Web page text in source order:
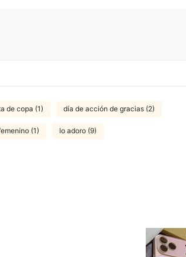
de copa (1) día de acción de gracias (2)
(1) lo adoro (9)